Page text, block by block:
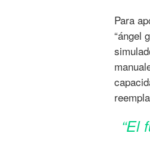
Para
“ángel
“El